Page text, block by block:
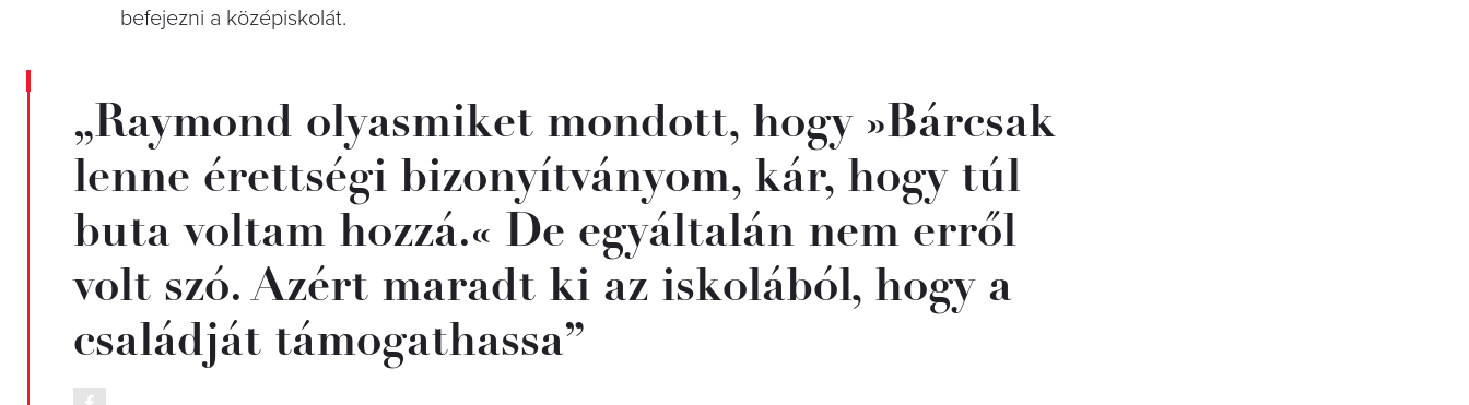
befejezni a középiskolát.
„Raymond olyasmiket mondott, hogy »Bárcsak
lenne érettségi bizonyítványom, kár, hogy túl
buta voltam hozzá.« De egyáltalán nem erről
volt szó. Azért maradt ki az iskolából, hogy a
családját támogathassa”